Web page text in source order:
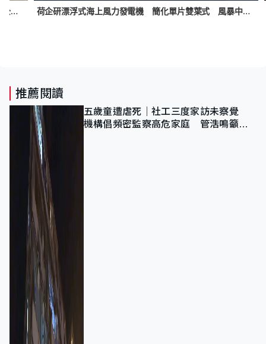
德國工程學生研單座位電動車 充一次電可駛逾2,500公里 破健力士紀錄 荷企研漂浮式海上風力發電機 簡化單片雙葉式 風暴中可維持運作
推薦閱讀
五歲童遭虐死｜社工三度家訪未察覺
機構倡頻密監察高危家庭 管浩鳴籲加